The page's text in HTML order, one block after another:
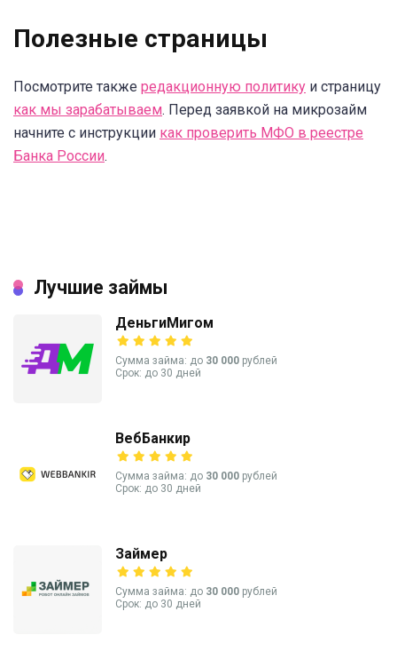
Полезные страницы
Посмотрите также редакционную политику и страницу
как мы зарабатываем. Перед заявкой на микрозайм
начните с инструкции как проверить МФО в реестре
Банка России.
Лучшие займы
ДеньгиМигом
Сумма займа: до 30 000 рублей
Срок: до 30 дней
ВебБанкир
Сумма займа: до 30 000 рублей
Срок: до 30 дней
Займер
Сумма займа: до 30 000 рублей
Срок: до 30 дней